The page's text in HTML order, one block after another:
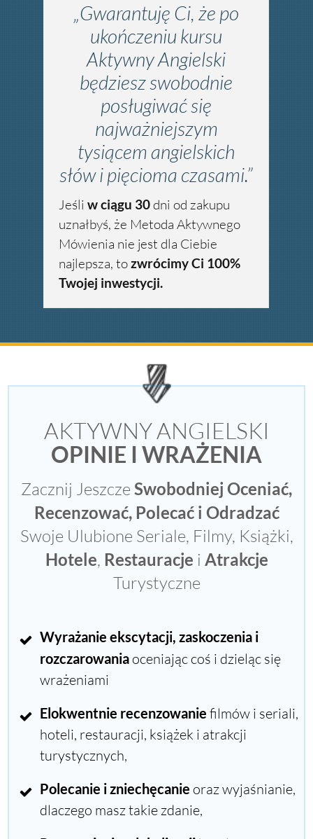
„Gwarantuję Ci, że po
ukończeniu kursu
Aktywny Angielski
będziesz swobodnie
posługiwać się
najważniejszym
tysiącem angielskich
słów i pięcioma czasami.”
Jeśli w ciągu 30dni od zakupu
uznałbyś, że Metoda Aktywnego
Mówienia nie jest dla Ciebie
najlepsza, tozwrócimy Ci 100%
Twojej inwestycji.
AKTYWNY ANGIELSKI
OPINIE I WRAŻENIA
Zacznij Jeszcze Swobodniej Oceniać,
Recenzować, Polecać i Odradzać
Swoje Ulubione Seriale, Filmy, Książki,
Hotele, Restauracje i Atrakcje
Turystyczne
Wyrażanie ekscytacji, zaskoczenia i
rozczarowania oceniając coś i dzieląc się
wrażeniami
Elokwentnie recenzowanie filmów i seriali,
hoteli, restauracji, książek i atrakcji
turystycznych,
Polecanie i zniechęcanie oraz wyjaśnianie,
dlaczego masz takie zdanie,